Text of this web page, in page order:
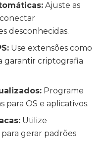
Ajuste as
desconhecidas.
Use extensões como
garantir criptografia
Programe
para OS e aplicativos.
Utilize
gerar padrões